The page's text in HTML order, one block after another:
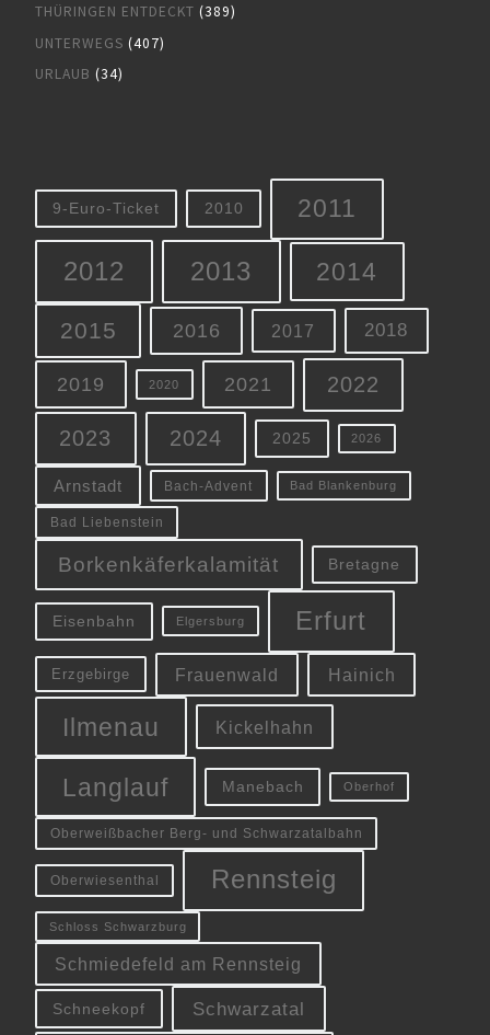
THÜRINGEN ENTDECKT (389)
UNTERWEGS (407)
URLAUB (34)
9-Euro-Ticket 2010 2011
2012 2013 2014
2015 2016 2017 2018
2019 2020 2021 2022
2023 2024 2025 2026
Arnstadt Bach-Advent Bad Blankenburg
Bad Liebenstein
Borkenkäferkalamität Bretagne
Eisenbahn Elgersburg Erfurt
Erzgebirge Frauenwald Hainich
Ilmenau Kickelhahn
Langlauf Manebach Oberhof
Oberweißbacher Berg- und Schwarzatalbahn
Oberwiesenthal Rennsteig
Schloss Schwarzburg
Schmiedefeld am Rennsteig
Schneekopf Schwarzatal